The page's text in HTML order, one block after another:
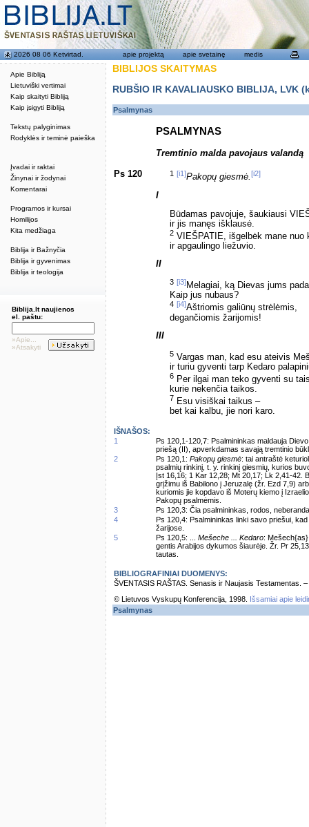
Apie Bibliją
Lietuviški vertimai
Kaip skaityti Bibliją
Kaip įsigyti Bibliją
Tekstų palyginimas
Rodyklės ir teminė paieška
Įvadai ir raktai
Žinynai ir žodynai
Komentarai
Programos ir kursai
Homilijos
Kita medžiaga
Biblija ir Bažnyčia
Biblija ir gyvenimas
Biblija ir teologija
2026 08 06 Ketvirtad. apie projektą apie svetainę medis
Biblija.lt naujienos
el. paštu:
»Apie...
»Atsakyti
BIBLIJOS SKAITYMAS
RUBŠIO IR KAVALIAUSKO BIBLIJA,
Psalmynas
PSALMYNAS
Tremtinio malda pavojaus valandą
Ps 120 1 [i1]Pakopų giesmė.[i2]
I
Būdamas pavojuje, šaukiausi
ir jis manęs išklausė.
2 VIEŠPATIE, išgelbėk mane nuo
ir apgaulingo liežuvio.
II
3 [i3]Melagiai, ką Dievas jums
Kaip jus nubaus?
4 [i4]Aštriomis galiūnų strėlėmis,
degančiomis žarijomis!
III
5 Vargas man, kad esu ateivis
ir turiu gyventi tarp Kedaro
6 Per ilgai man teko gyventi su
kurie nekenčia taikos.
7 Esu visiškai taikus –
bet kai kalbu, jie nori karo.
IŠNAŠOS:
1
Ps 120,1-120,7: Psalmininkas maldauja
priešą (II), apverkdamas savąją tremtinio
2
Ps 120,1: Pakopų giesmė: tai antraštė
psalmių rinkinį, t. y. rinkinį giesmių, kurios
Įst 16,16; 1 Kar 12,28; Mt 20,17; Lk 2,41-42.
grįžimu iš Babilono į Jeruzalę (žr. Ezd 7,9)
kuriomis jie kopdavo iš Moterų kiemo į
Pakopų psalmėmis.
3
Ps 120,3: Čia psalmininkas, rodos,
4
Ps 120,4: Psalmininkas linki savo priešui,
žarijose.
5
Ps 120,5: ... Mešeche ... Kedaro:
gentis Arabijos dykumos šiaurėje. Žr. Pr
tautas.
BIBLIOGRAFINIAI DUOMENYS:
ŠVENTASIS RAŠTAS. Senasis ir Naujasis Testamentas.
© Lietuvos Vyskupų Konferencija, 1998.
Išsamiai apie
Psalmynas